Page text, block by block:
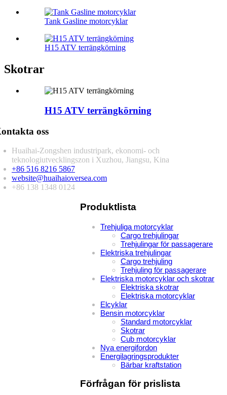
Tank Gasline motorcyklar
H15 ATV terrängkörning
Skotrar
H15 ATV terrängkörning
oss
Huaihai-Zongshen industripark, ekonomi- och
teknologiutvecklingszon i Xuzhou, Jiangsu, Kina
+86 516 8216 5867
website@huaihaioversea.com
+86 138 1348 0124
Produktlista
Trehjuliga motorcyklar
Cargo trehjulingar
Trehjulingar för passagerare
Elektriska trehjulingar
Cargo trehjuling
Trehjuling för passagerare
Elektriska motorcyklar och skotrar
Elektriska skotrar
Elektriska motorcyklar
Elcyklar
Bensin motorcyklar
Standard motorcyklar
Skotrar
Cub motorcyklar
Nya energifordon
Energilagringsprodukter
Bärbar kraftstation
Förfrågan för prislista